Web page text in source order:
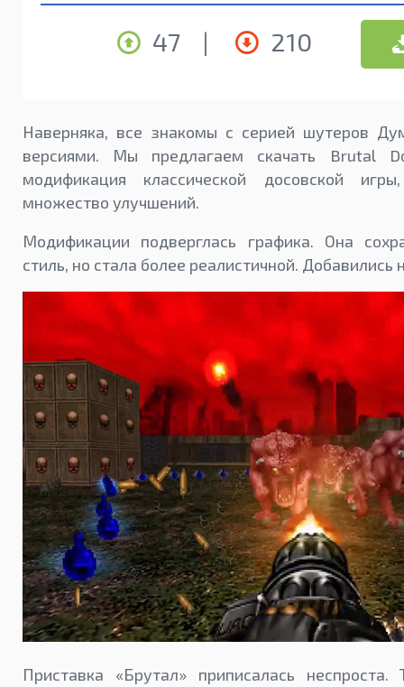
47 | 210
Наверняка, все знакомы с серией шутеров
версиями. Мы предлагаем скачать Brutal
модификация классической досовской
множество улучшений.
Модификации подверглась графика. Она
стиль, но стала более реалистичной.
Приставка «Брутал» приписалась